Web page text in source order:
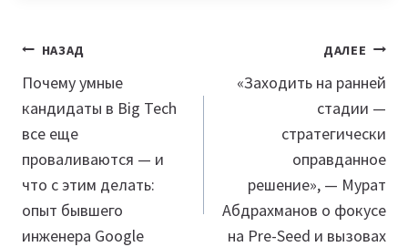
Навигация
по
записям
НАЗАД
Почему умные
кандидаты в Big Tech
все еще
проваливаются — и
что с этим делать:
опыт бывшего
инженера Google
ДАЛЕЕ
«Заходить на ранней
стадии —
стратегически
оправданное
решение», — Мурат
Абдрахманов о фокусе
на Pre-Seed и вызовах